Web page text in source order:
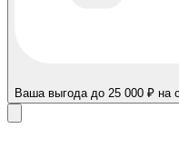
Ваша выгода до 25 000 ₽ на